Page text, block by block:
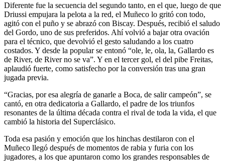
Diferente fue la secuencia del segundo tanto, en el que, luego de que
Driussi empujara la pelota a la red, el Muñeco lo gritó con todo,
agitó con el puño y se abrazó con Biscay. Después, recibió el saludo
del Gordo, uno de sus preferidos. Ahí volvió a bajar otra ovación
para el técnico, que devolvió el gesto saludando a los cuatro
costados. Y desde la popular se entonó “ole, le, ola, la, Gallardo es
de River, de River no se va”. Y en el tercer gol, el del pibe Freitas,
aplaudió fuerte, como satisfecho por la conversión tras una gran
jugada previa.
“Gracias, por esa alegría de ganarle a Boca, de salir campeón”, se
cantó, en otra dedicatoria a Gallardo, el padre de los triunfos
resonantes de la última década contra el rival de toda la vida, el que
cambió la historia del Superclásico.
Toda esa pasión y emoción que los hinchas destilaron con el
Muñeco llegó después de momentos de rabia y furia con los
jugadores, a los que apuntaron como los grandes responsables de